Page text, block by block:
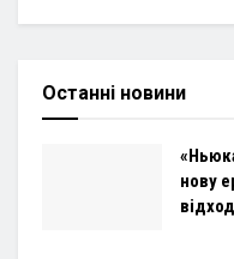
Останні новини
нову